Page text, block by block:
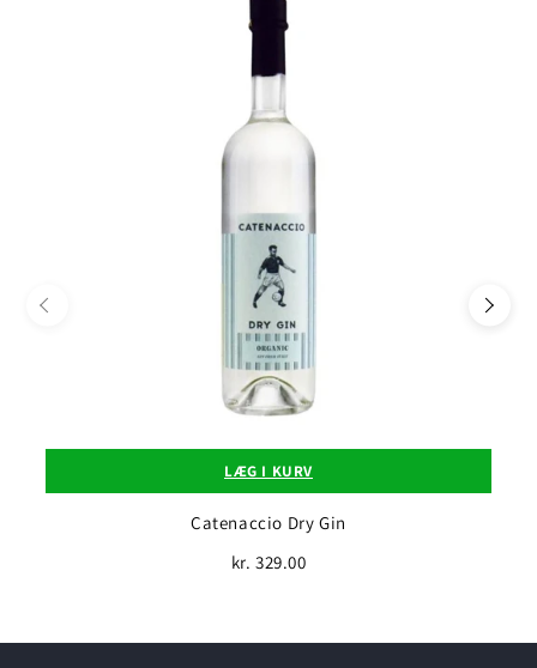
LÆG I KURV
Catenaccio Dry Gin
kr. 329.00